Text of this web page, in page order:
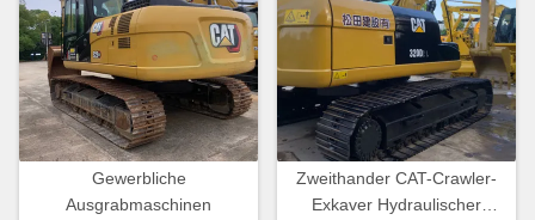
Gewerbliche
Ausgrabmaschinen
Zweithander CAT-Crawler-
Exkaver Hydraulischer